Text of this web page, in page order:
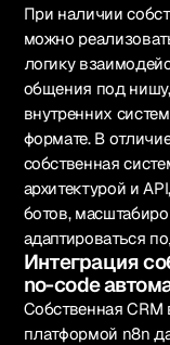
При наличии
можно
логику
общения под
внутренних
формате. В
собственная
архитектурой и
ботов,
адаптироваться
Интеграция
no-code
Собственная CRM
платформой n8n